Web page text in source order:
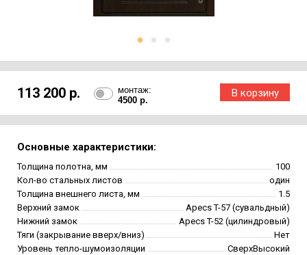
113 200 р.
монтаж:
4500 р.
Основные характеристики:
Толщина полотна, мм
100
Кол-во стальных листов
один
Толщина внешнего листа, мм
1.5
Верхний замок
Apecs T-57 (сувальдный)
Нижний замок
Apecs T-52 (цилиндровый)
Тяги (закрывание вверх/вниз)
Нет
Уровень тепло-шумоизоляции
СверхВысокий